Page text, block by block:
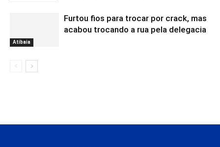
Atibaia
Furtou fios para trocar por crack, mas
acabou trocando a rua pela delegacia